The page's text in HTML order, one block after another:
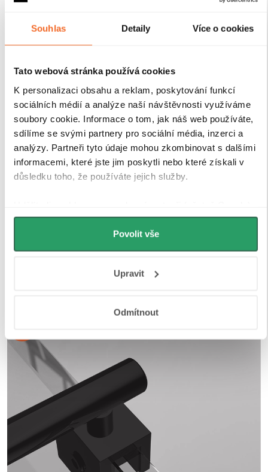
Souhlas Detaily Více o cookies
Tato webová stránka používá cookies
K personalizaci obsahu a reklam, poskytování funkcí
sociálních médií a analýze naší návštěvnosti využíváme
soubory cookie. Informace o tom, jak náš web používáte,
sdílíme se svými partnery pro sociální média, inzerci a
analýzy. Partneři tyto údaje mohou zkombinovat s dalšími
informacemi, které jste jim poskytli nebo které získali v
důsledku toho, že používáte jejich služby.
můžeme používat cookies pro analytiku a
personalizovanou reklamu. Jak Google zpracovává
osobní údaje najdete na stránkách
Povolit vše
Upravit
Odmítnout
odolnými hliníkovými profily o výšce 200 cm a
stabilitu celé konstrukce. Díky
kompenzaci
drobných nerovností stěn
úpravanavíc garantuje dlouhou životnost i při
prostředí..